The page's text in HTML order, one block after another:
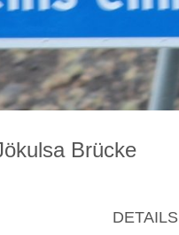
Brücke
DETAILS